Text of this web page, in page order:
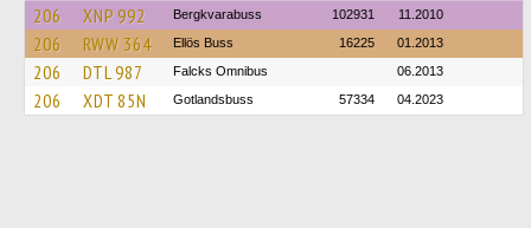
206 XNP 992 Bergkvarabuss 102931 11.2010
206 RWW 364 Ellös Buss 16225 01.2013
206 DTL 987 Falcks Omnibus 06.2013
206 XDT 85N Gotlandsbuss 57334 04.2023